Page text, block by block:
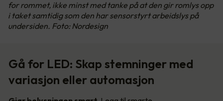
for rommet, ikke minst med tanke på at den gir romlys opp
i taket samtidig som den har sensorstyrt arbeidslys på
undersiden. Foto: Nordesign
Gå for LED: Skap stemninger med
variasjon eller automasjon